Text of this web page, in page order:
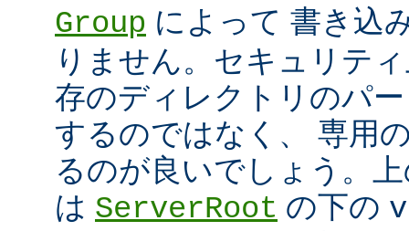
Group によって 書き込
りません。セキュリテ
存のディレクトリのパ
するのではなく、 専用
るのが良いでしょう。
は ServerRoot の下の